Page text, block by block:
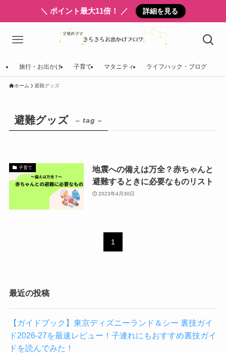
＼ ポイント最大11倍！ ／ 詳細を見る
旅行・お出かけ 子育て マタニティ ライフハック・ブログ
ホーム 避難グッズ
避難グッズ – tag –
子育て
地震への備えは万全？赤ちゃんと
避難するときに必要なものリスト
2023年4月30日
1
最近の投稿
【ガイドブック】東京ディズニーランド＆シー 裏技ガイ
ド2026-27を最速レビュー！子連れにもおすすめ裏技ガイ
ドを読んでみた！